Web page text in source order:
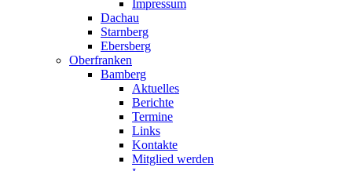
Impressum
Dachau
Starnberg
Ebersberg
Oberfranken
Bamberg
Aktuelles
Berichte
Termine
Links
Kontakte
Mitglied werden